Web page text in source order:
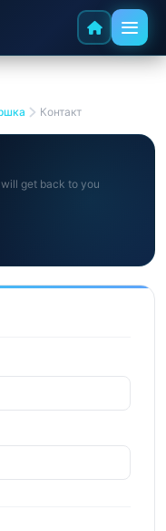
Контакт
get back to you